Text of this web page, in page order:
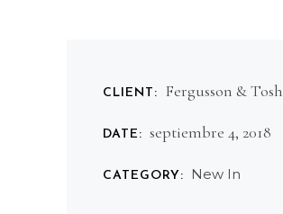
CLIENT: Fergusson & Tosh
DATE: septiembre 4, 2018
CATEGORY: New In